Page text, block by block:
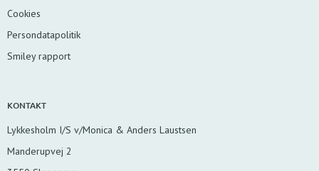
Cookies
Persondatapolitik
Smiley rapport
KONTAKT
Lykkesholm I/S v/Monica & Anders Laustsen
Manderupvej 2